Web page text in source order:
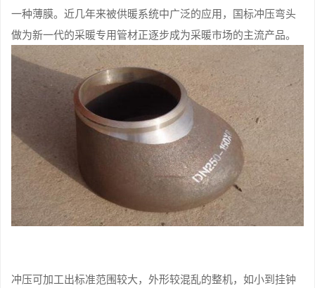
一种薄膜。近几年来被供暖系统中广泛的应用，国标冲压弯头
做为新一代的采暖专用管材正逐步成为采暖市场的主流产品。
冲压可加工出标准范围较大，外形较混乱的整机，如小到挂钟